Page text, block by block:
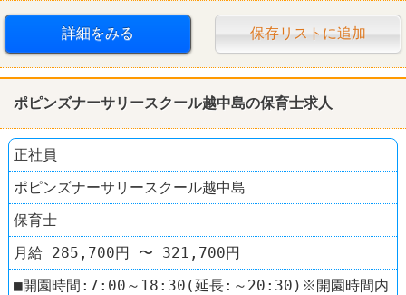
詳細をみる 保存リストに追加
ポピンズナーサリースクール越中島の保育士求人
正社員
ポピンズナーサリースクール越中島
保育士
月給 285,700円 〜 321,700円
■開園時間:7:00～18:30(延長:～20:30)※開園時間内